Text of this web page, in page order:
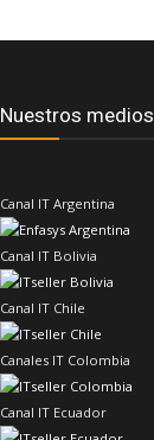
Nuestros medios
Canal IT Argentina
Canal IT Bolivia
Canal IT Chile
Canales IT Colombia
Canal IT Ecuador